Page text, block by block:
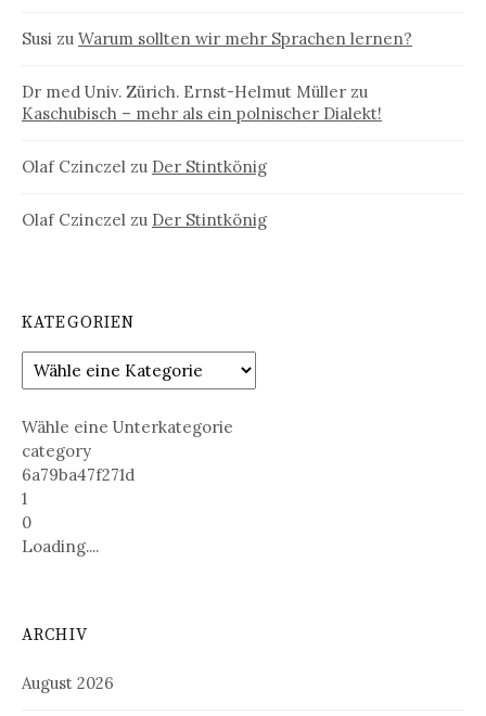
Susi zu Warum sollten wir mehr Sprachen lernen?
Dr med Univ. Zürich. Ernst-Helmut Müller zu
Kaschubisch – mehr als ein polnischer Dialekt!
Olaf Czinczel zu Der Stintkönig
Olaf Czinczel zu Der Stintkönig
KATEGORIEN
Wähle eine Unterkategorie
category
6a79ba47f271d
1
0
Loading....
ARCHIV
August 2026